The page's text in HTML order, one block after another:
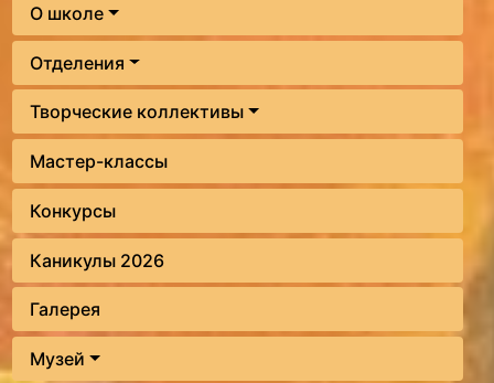
О школе
Отделения
Творческие коллективы
Мастер-классы
Конкурсы
Каникулы 2026
Галерея
Музей